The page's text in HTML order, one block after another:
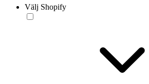
Välj Shopify